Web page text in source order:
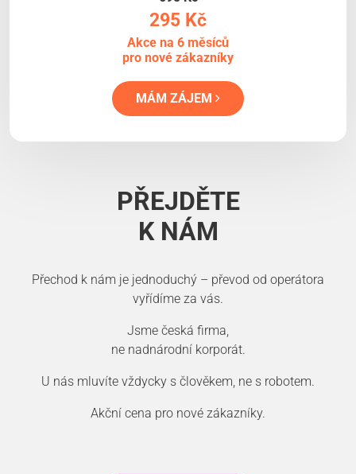
295 Kč
Akce na 6 měsíců
pro nové zákazníky
MÁM ZÁJEM
PŘEJDĚTE
K NÁM
Přechod k nám je jednoduchý – převod od operátora
vyřídíme za vás.
Jsme česká firma,
ne nadnárodní korporát.
U nás mluvíte vždycky s člověkem, ne s robotem.
Akční cena pro nové zákazníky.